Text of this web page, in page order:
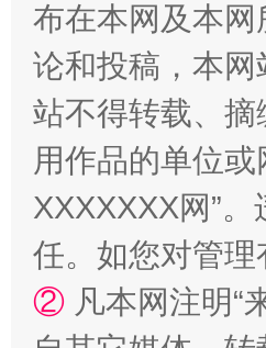
国家大学科技园优化重塑
布在本网及本
论和投稿，本
站不得转载、
用作品的单位
XXXXXXX网”
任。如您对管
② 凡本网注明“